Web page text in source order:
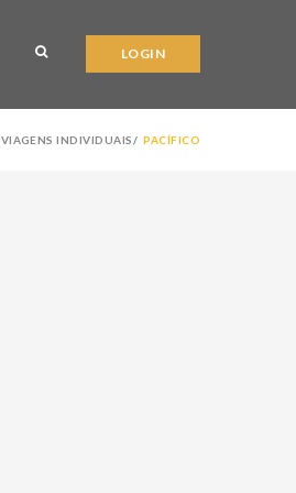
LOGIN
VIAGENS INDIVIDUAIS PACÍFICO